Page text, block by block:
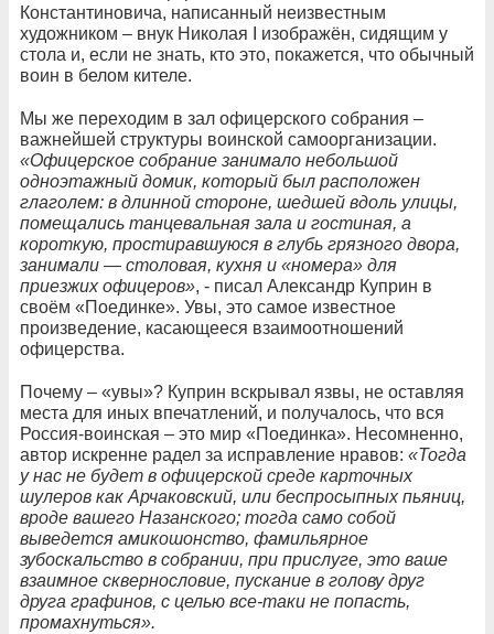
Константиновича, написанный неизвестным
художником – внук Николая I изображён, сидящим у
стола и, если не знать, кто это, покажется, что обычный
воин в белом кителе.
Мы же переходим в зал офицерского собрания –
важнейшей структуры воинской самоорганизации.
«Офицерское собрание занимало небольшой
одноэтажный домик, который был расположен
глаголем: в длинной стороне, шедшей вдоль улицы,
помещались танцевальная зала и гостиная, а
короткую, простиравшуюся в глубь грязного двора,
занимали — столовая, кухня и «номера» для
приезжих офицеров», - писал Александр Куприн в
своём «Поединке». Увы, это самое известное
произведение, касающееся взаимоотношений
офицерства.
Почему – «увы»? Куприн вскрывал язвы, не оставляя
места для иных впечатлений, и получалось, что вся
Россия-воинская – это мир «Поединка». Несомненно,
автор искренне радел за исправление нравов: «Тогда
у нас не будет в офицерской среде карточных
шулеров как Арчаковский, или беспросыпных пьяниц,
вроде вашего Назанского; тогда само собой
выведется амикошонство, фамильярное
зубоскальство в собрании, при прислуге, это ваше
взаимное сквернословие, пускание в голову друг
друга графинов, с целью все-таки не попасть,
промахнуться».